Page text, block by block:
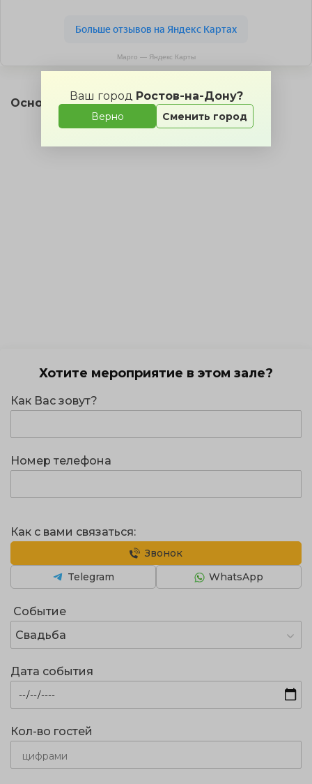
Ваш город Ростов-на-Дону?
Верно Сменить город
Марго — Яндекс Карты
Основной зал на карте
Хотите мероприятие в этом зале?
Как Вас зовут?
Номер телефона
Событие
Свадьба
Дата события
Кол-во гостей
Как с вами связаться:
Звонок
WhatsApp
Telegram